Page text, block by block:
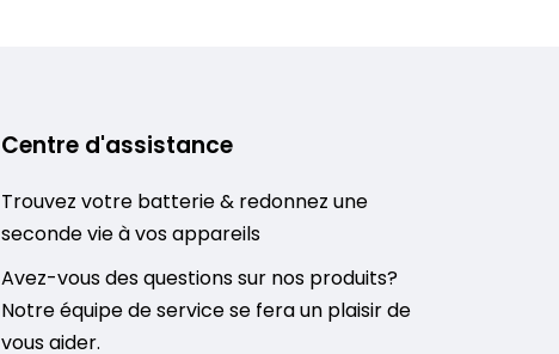
Centre d'assistance
Trouvez votre batterie & redonnez une
seconde vie à vos appareils
Avez-vous des questions sur nos produits?
Notre équipe de service se fera un plaisir de
vous aider.